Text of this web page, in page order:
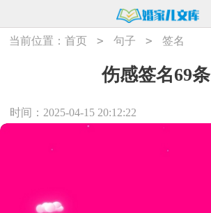
当前位置：首页 > 句子 > 签名
伤感签名69条
时间：2025-04-15 20:12:22